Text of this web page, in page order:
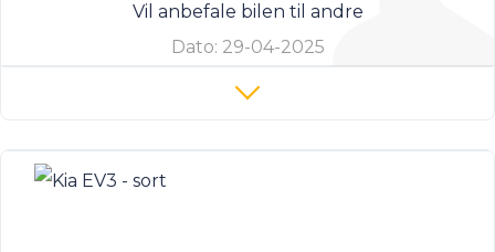
Vil anbefale bilen til andre
Dato: 29-04-2025